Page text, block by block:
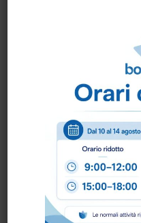
Come
Puoi ordinare
scrivendo una mail a
Per ogni